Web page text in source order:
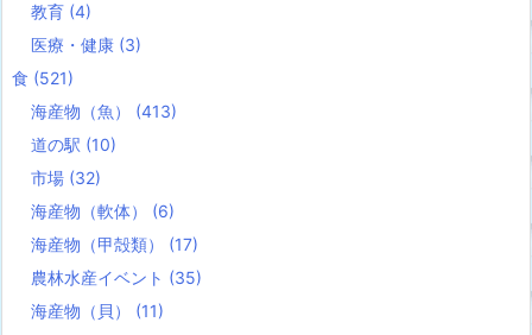
教育 (4)
医療・健康 (3)
食 (521)
海産物（魚） (413)
道の駅 (10)
市場 (32)
海産物（軟体） (6)
海産物（甲殻類） (17)
農林水産イベント (35)
海産物（貝） (11)